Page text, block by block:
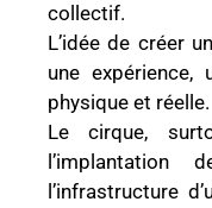
collectif.
L’idée de créer
une expérience,
physique et réelle.
Le cirque,
l’implantation
l’infrastructure